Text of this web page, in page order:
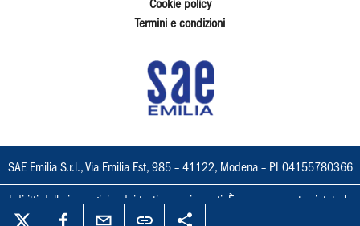
Cookie policy
Termini e condizioni
SAE Emilia S.r.l., Via Emilia Est, 985 – 41122, Modena – PI 04155780366
I diritti delle immagini e dei testi sono riservati. È espressamente vietata la
loro riproduzione con qualsiasi mezzo e l'adattamento totale o parziale.